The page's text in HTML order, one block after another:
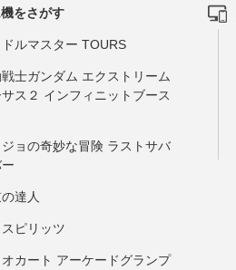
をさがす
ルマスター TOURS
士ガンダム エクストリーム
ス２ インフィニットブース
ョの奇妙な冒険 ラストサバ
達人
ピリッツ
カート アーケードグランプ